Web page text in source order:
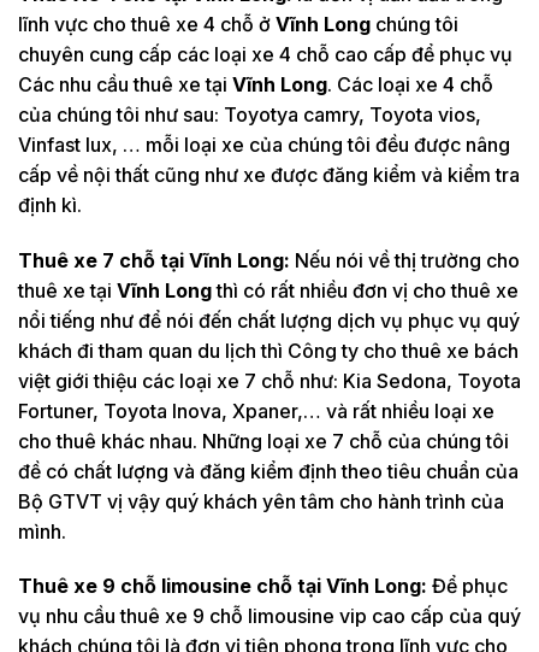
lĩnh vực cho thuê xe 4 chỗ ở Vĩnh Long chúng tôi
chuyên cung cấp các loại xe 4 chỗ cao cấp để phục vụ
Các nhu cầu thuê xe tại Vĩnh Long. Các loại xe 4 chỗ
của chúng tôi như sau: Toyotya camry, Toyota vios,
Vinfast lux, … mỗi loại xe của chúng tôi đều được nâng
cấp về nội thất cũng như xe được đăng kiểm và kiểm tra
định kì.
Thuê xe 7 chỗ tại Vĩnh Long: Nếu nói về thị trường cho
thuê xe tại Vĩnh Longthì có rất nhiều đơn vị cho thuê xe
nổi tiếng như để nói đến chất lượng dịch vụ phục vụ quý
khách đi tham quan du lịch thì Công ty cho thuê xe bách
việt giới thiệu các loại xe 7 chỗ như: Kia Sedona, Toyota
Fortuner, Toyota Inova, Xpaner,… và rất nhiều loại xe
cho thuê khác nhau. Những loại xe 7 chỗ của chúng tôi
đề có chất lượng và đăng kiểm định theo tiêu chuẩn của
Bộ GTVT vị vậy quý khách yên tâm cho hành trình của
mình.
Thuê xe 9 chỗ limousine chỗ tại Vĩnh Long: Để phục
vụ nhu cầu thuê xe 9 chỗ limousine vip cao cấp của quý
khách chúng tôi là đơn vị tiên phong trong lĩnh vực cho